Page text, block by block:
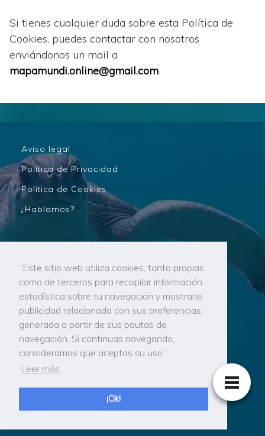
Si tienes cualquier duda sobre esta Política de
Cookies, puedes contactar con nosotros
enviándonos un mail a
mapamundi.online@gmail.com.
Aviso legal
Política de Privacidad
Política de Cookies
¿Hablamos?
Amantes de las tortugas en Tenerife, las Islas
Canarias y el mundo entero
“Este sitio web utiliza cookies, tanto propias
como de terceros para recopilar información
estadística sobre tu navegación y mostrarle
publicidad relacionada con sus preferencias,
generada a partir de sus pautas de
navegación. Si continuas navegando,
consideramos que aceptas su uso”
Leer más
¡Ok!